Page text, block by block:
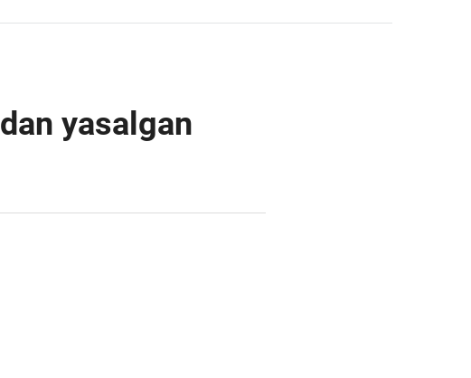
yasalgan